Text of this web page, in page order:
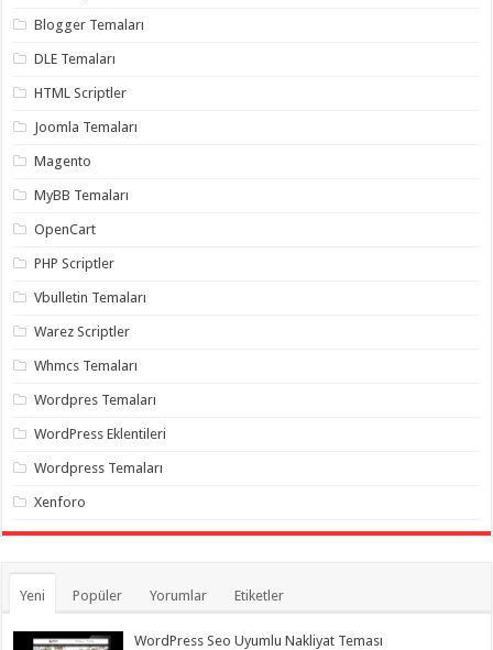
evden
taşımacılık,
gaziantep
organizasyon
gaziantep
organizasyon,
gaziantep
organizasyon
gaziantep
gaziantep
gaziantep
gaziantep
twitter
hilesi ,
takipçi
instagram
hilesi ,
Blogger Temaları
DLE Temaları
HTML Scriptler
Joomla Temaları
Magento
MyBB Temaları
OpenCart
PHP Scriptler
Vbulletin Temaları
Warez Scriptler
Whmcs Temaları
Wordpres Temaları
WordPress Eklentileri
Wordpress Temaları
Xenforo
Yeni Popüler Yorumlar Etiketler
WordPress Seo Uyumlu Nakliyat Teması